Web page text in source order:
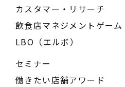
カスタマー・リサーチ
飲食店マネジメントゲーム
LBO（エルボ）
セミナー
働きたい店舗アワード